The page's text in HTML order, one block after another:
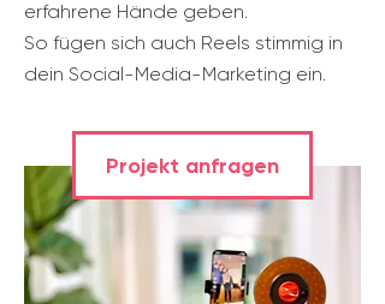
erfahrene Hände geben.
So fügen sich auch Reels stimmig in
dein Social-Media-Marketing ein.
Projekt anfragen